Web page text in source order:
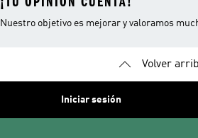
Nuestro objetivo es mejorar y valoramos
Volver
Iniciar sesión